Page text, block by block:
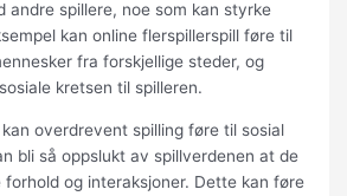
andre spillere, noe som kan styrke
kan online flerspillerspill føre til
fra forskjellige steder, og
kretsen til spilleren.
overdrevent spilling føre til sosial
bli så oppslukt av spillverdenen at de
og interaksjoner. Dette kan føre